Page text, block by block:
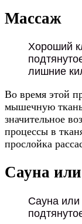
Массаж
Хороший
лишние
Во время этой
мышечную
значительное
процессы в
прослойка
Сауна
Сауна или